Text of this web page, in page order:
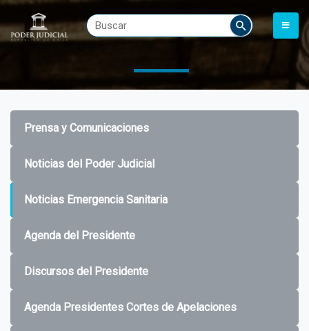
Prensa y Comunicaciones
Noticias del Poder Judicial
Noticias Emergencia Sanitaria
Agenda del Presidente
Discursos del Presidente
Agenda Presidentes Cortes de Apelaciones